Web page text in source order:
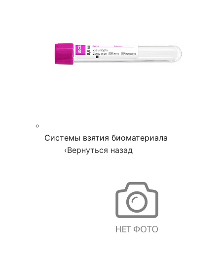
Системы взятия биоматериала
‹Вернуться назад